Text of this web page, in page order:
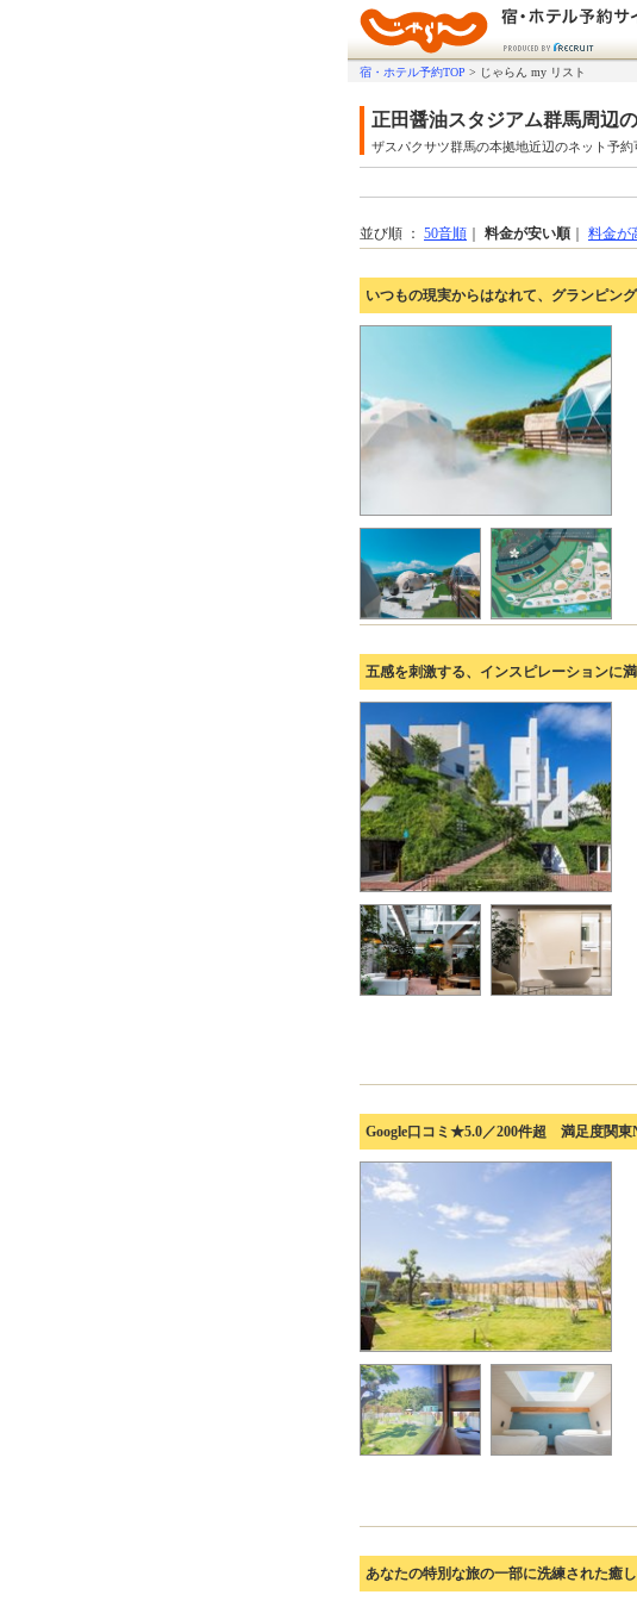
宿・ホテル予約TOP > じゃらん my リスト
正田醤油スタジアム群馬周辺
ザスパクサツ群馬の本拠地近辺のネット予約
並び順 ： 50音順 料金が安い順 料金が
いつもの現実からはなれて、グランピン
五感を刺激する、インスピレーションに
Google口コミ★5.0／200件超 満足度関
あなたの特別な旅の一部に洗練された癒